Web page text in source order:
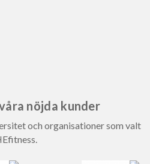
nöjda kunder
och organisationer som valt